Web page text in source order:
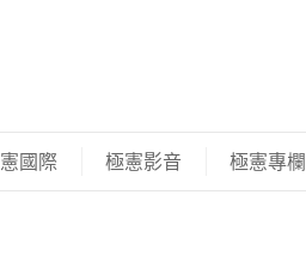
國際 極憲影音 極憲專欄